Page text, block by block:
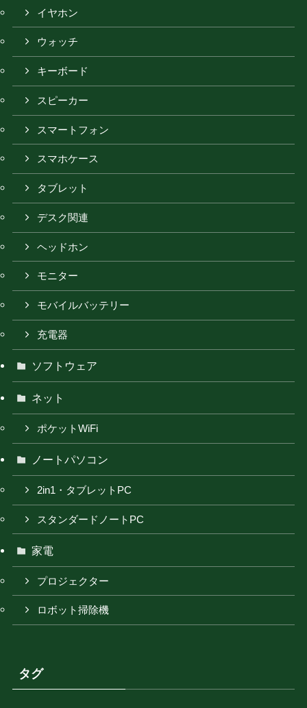
イヤホン
ウォッチ
キーボード
スピーカー
スマートフォン
スマホケース
タブレット
デスク関連
ヘッドホン
モニター
モバイルバッテリー
充電器
ソフトウェア
ネット
ポケットWiFi
ノートパソコン
2in1・タブレットPC
スタンダードノートPC
家電
プロジェクター
ロボット掃除機
タグ